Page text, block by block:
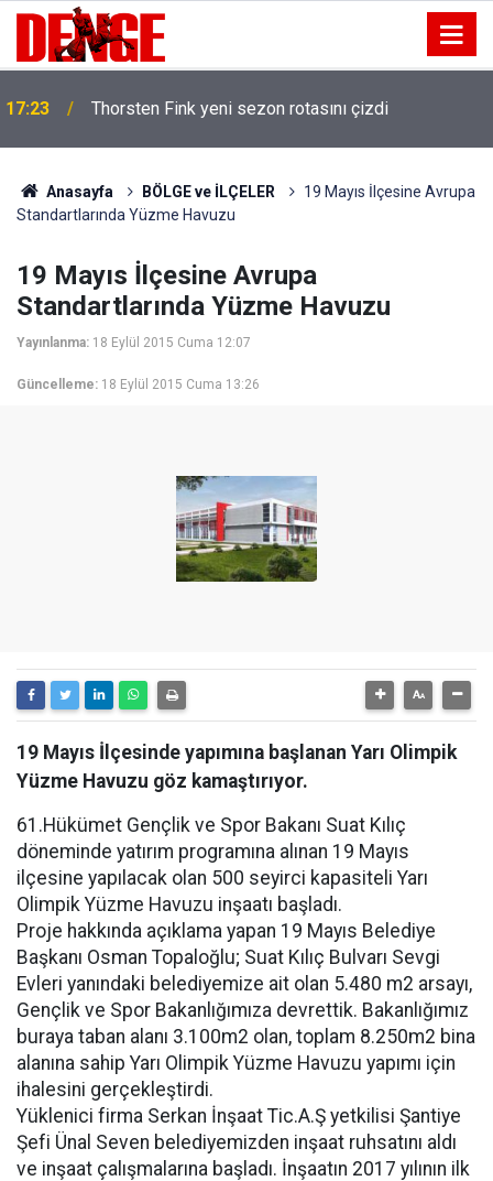
17:23 Thorsten Fink yeni sezon rotasını çizdi
Anasayfa BÖLGE ve İLÇELER
19 Mayıs İlçesine Avrupa
Standartlarında Yüzme Havuzu
19 Mayıs İlçesine Avrupa
Standartlarında Yüzme Havuzu
Yayınlanma: 18 Eylül 2015 Cuma 12:07
Güncelleme: 18 Eylül 2015 Cuma 13:26
19 Mayıs İlçesinde yapımına başlanan Yarı Olimpik
Yüzme Havuzu göz kamaştırıyor.
61.Hükümet Gençlik ve Spor Bakanı Suat Kılıç
döneminde yatırım programına alınan 19 Mayıs
ilçesine yapılacak olan 500 seyirci kapasiteli Yarı
Olimpik Yüzme Havuzu inşaatı başladı.
Proje hakkında açıklama yapan 19 Mayıs Belediye
Başkanı Osman Topaloğlu; Suat Kılıç Bulvarı Sevgi
Evleri yanındaki belediyemize ait olan 5.480 m2 arsayı,
Gençlik ve Spor Bakanlığımıza devrettik. Bakanlığımız
buraya taban alanı 3.100m2 olan, toplam 8.250m2 bina
alanına sahip Yarı Olimpik Yüzme Havuzu yapımı için
ihalesini gerçekleştirdi.
Yüklenici firma Serkan İnşaat Tic.A.Ş yetkilisi Şantiye
Şefi Ünal Seven belediyemizden inşaat ruhsatını aldı
ve inşaat çalışmalarına başladı. İnşaatın 2017 yılının ilk